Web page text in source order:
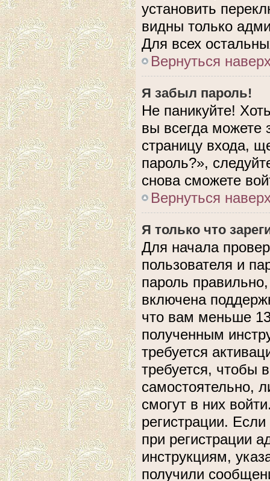
установить
видны только
Для всех
Вернуться
Я забыл пароль!
Не паникуйте!
вы всегда можете
страницу входа,
пароль?»,
снова сможете
Вернуться
Я только что
Для начала
пользователя и
пароль
включена
что вам меньше
полученным
требуется
требуется, чтобы
самостоятельно,
смогут в них
регистрации.
при регистрации
инструкциям,
получили